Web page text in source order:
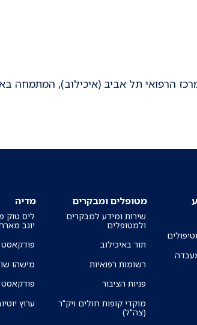
הרפואי תל אביב (איכילוב), המתמחה
מטופלים ומבקרים
שירות ומידע למבקרים
ולמטופלים
תור באיכילוב
רשומות רפואיות
פניות הציבור
מוקדי קופות חולים ויק"ר
(צה"ל)
מדיה
ליס טוק
יוגב
מישהו
פודקאסט
ערוץ